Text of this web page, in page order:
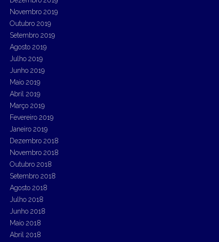
Novembro 2019
Outubro 2019
Setembro 2019
Agosto 2019
Julho 2019
Junho 2019
Maio 2019
Abril 2019
Março 2019
Fevereiro 2019
Janeiro 2019
Dezembro 2018
Novembro 2018
Outubro 2018
Setembro 2018
Agosto 2018
Julho 2018
Junho 2018
Maio 2018
Abril 2018